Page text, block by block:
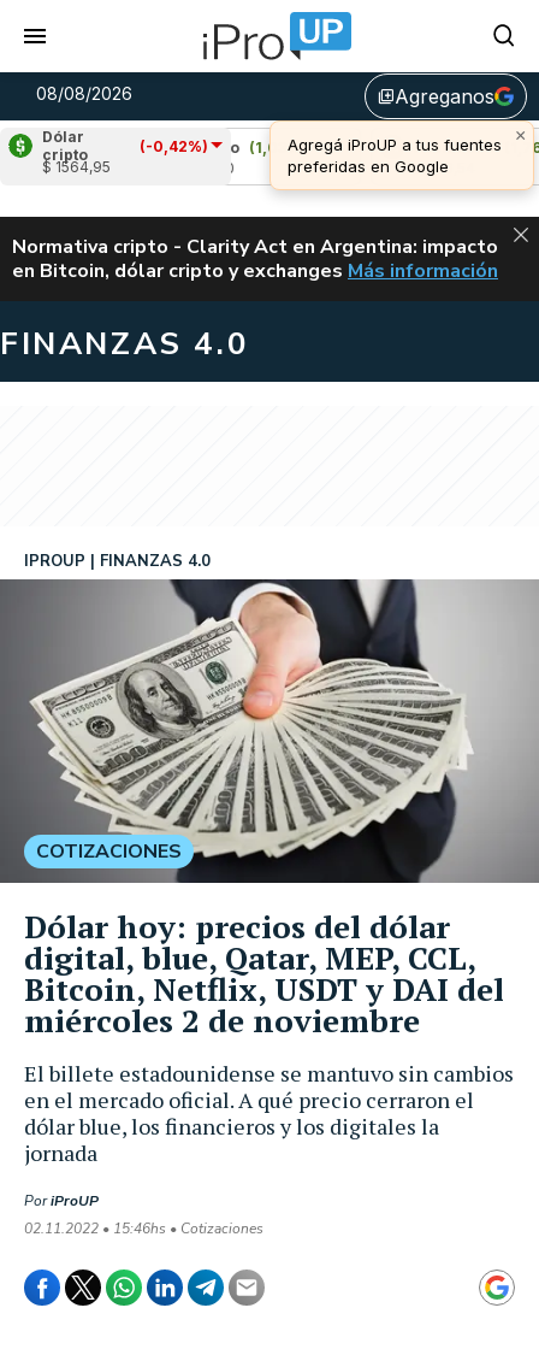
08/08/2026 library_addAgreganos
Dólar
cripto
(-0,42%)
$ 1564,95
Cardano
(1,03%)
Avalanche
(1,76%)
u$s 6,54
ALERTA
Normativa cripto - Clarity Act en Argentina: impacto
en Bitcoin, dólar cripto y exchanges CLARITY ACT EN
Más información
FINANZAS 4.0
El billete estadounidense se mantuvo sin cambios
en el mercado oficial. A qué precio cerraron el
dólar blue, los financieros y los digitales la
jornada
IPROUP FINANZAS 4.0
PoriProUP
02.11.2022 • 15:46hs • Cotizaciones
COTIZACIONES
Dólar hoy: precios del dólar
digital, blue, Qatar, MEP, CCL,
Bitcoin, Netflix, USDT y DAI del
miércoles 2 de noviembre